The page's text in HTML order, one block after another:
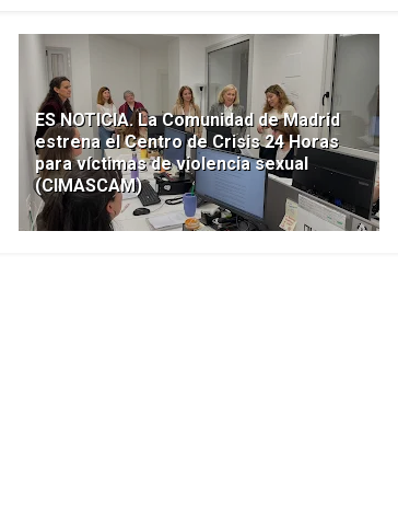
ES NOTICIA. La Comunidad de Madrid
estrena el Centro de Crisis 24 Horas
para víctimas de violencia sexual
(CIMASCAM)